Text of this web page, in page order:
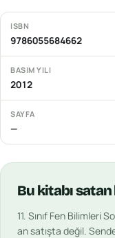
ISBN
9786055684662
BASIM YILI
2012
SAYFA
—
Bu kitabısatan
11. Sınıf Fen Bilimleri
an satışta değil.